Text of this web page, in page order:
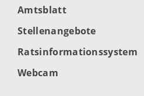
Amtsblatt
Stellenangebote
Ratsinformationssystem
Webcam